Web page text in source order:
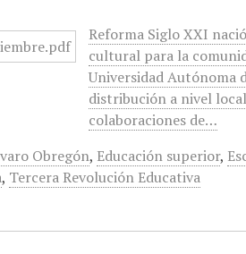
Reforma Siglo XXI
cultural para la
Universidad Autónoma
distribución a nivel
colaboraciones de…
Obregón, Educación superior,
, Tercera Revolución Educativa